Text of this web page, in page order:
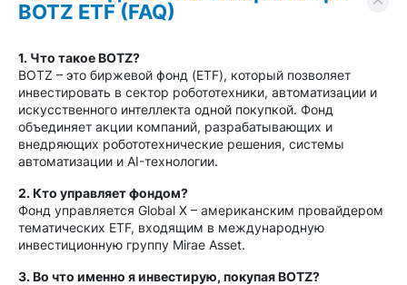
BOTZ ETF (FAQ)
1. Что такое BOTZ?
BOTZ – это биржевой фонд (ETF), который позволяет
инвестировать в сектор робототехники, автоматизации и
искусственного интеллекта одной покупкой. Фонд
объединяет акции компаний, разрабатывающих и
внедряющих робототехнические решения, системы
автоматизации и AI-технологии.
2. Кто управляет фондом?
Фонд управляется Global X – американским провайдером
тематических ETF, входящим в международную
инвестиционную группу Mirae Asset.
3. Во что именно я инвестирую, покупая BOTZ?